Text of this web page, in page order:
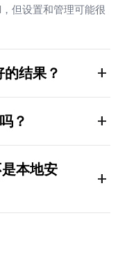
但设置和管理可能很
结果？ +
？ +
本地安
+